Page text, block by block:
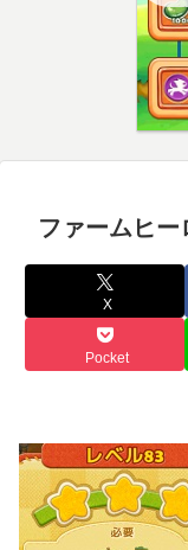
ファームヒ
X
Pocket